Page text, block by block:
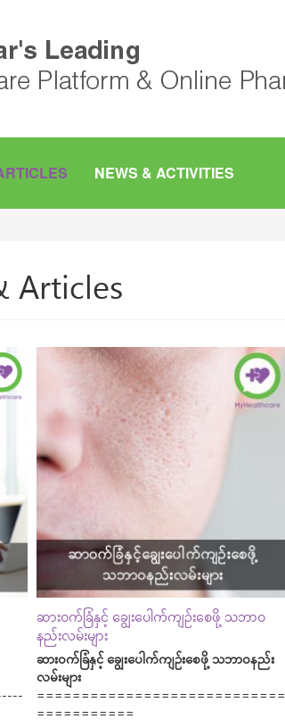
NEWS & ACTIVITIES
Articles
ဆားဝက်ခြံနှင့် ချွေးပေါက်ကျဉ်းစေဖို့ သဘာဝ
နည်းလမ်းများ
ဆားဝက်ခြံနှင့် ချွေးပေါက်ကျဉ်းစေဖို့ သဘာဝနည်း
လမ်းများ
============================
===========